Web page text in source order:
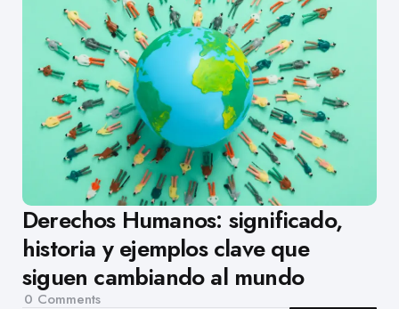
Derechos Humanos: significado,
historia y ejemplos clave que
siguen cambiando al mundo
0 Comments